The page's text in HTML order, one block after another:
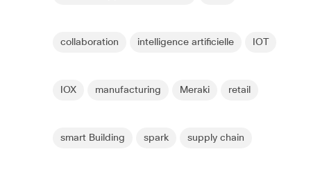
collaboration intelligence artificielle IOT
IOX manufacturing Meraki retail
smart Building spark supply chain